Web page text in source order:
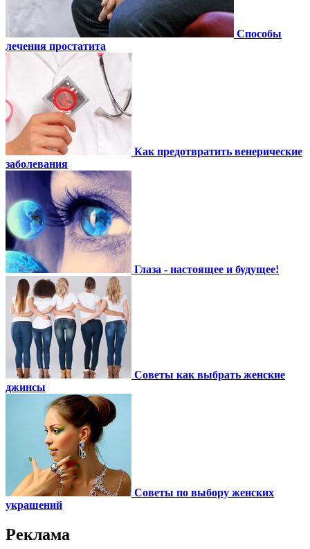
Способы
лечения простатита
Как предотвратить венерические
заболевания
Глаза - настоящее и будущее!
Советы как выбрать женские
джинсы
Советы по выбору женских
украшений
Реклама